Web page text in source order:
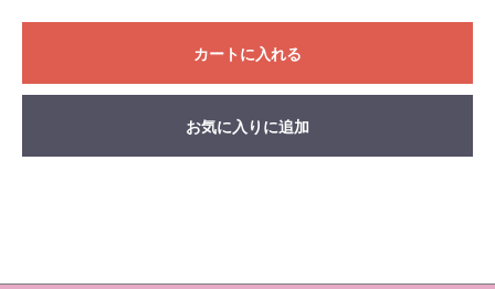
カートに入れる
お気に入りに追加